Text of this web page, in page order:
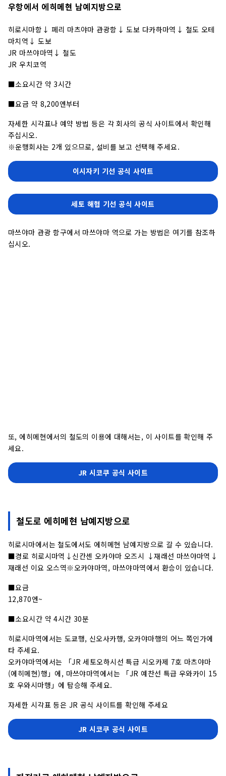
우항에서 에히메현 남예지방으로
히로시마항↓ 페리 마츠야마 관광항↓ 도보 다카하마역↓ 철도 오테
마치역↓ 도보
JR 마쓰야마역↓ 철도
JR 우치코역
■소요시간 약 3시간
■요금 약 8,200엔부터
자세한 시각표나 예약 방법 등은 각 회사의 공식 사이트에서 확인해
주십시오.
※운행회사는 2개 있으므로, 설비를 보고 선택해 주세요.
이시자키 기선 공식 사이트
세토 해협 기선 공식 사이트
마쓰야마 관광 항구에서 마쓰야마 역으로 가는 방법은 여기를 참조하
십시오.
또, 에히메현에서의 철도의 이용에 대해서는, 이 사이트를 확인해 주
세요.
JR 시코쿠 공식 사이트
철도로 에히메현 남예지방으로
히로시마에서는 철도에서도 에히메현 남예지방으로 갈 수 있습니다.
■경로 히로시마역↓신칸센 오카야마 오즈시 ↓재래선 마쓰야마역↓
재래선 이요 오스역※오카야마역, 마쓰야마역에서 환승이 있습니다.
■요금
12,870엔~
■소요시간 약 4시간 30분
히로시마역에서는 도쿄행, 신오사카행, 오카야마행의 어느 쪽인가에
타 주세요.
오카야마역에서는 「JR 세토오하시선 특급 시오카제 7호 마츠야마
(에히메현)행」에, 마쓰야마역에서는 「JR 예찬선 특급 우와카이 15
호 우와시마행」에 탑승해 주세요.
자세한 시각표 등은 JR 공식 사이트를 확인해 주세요
JR 시코쿠 공식 사이트